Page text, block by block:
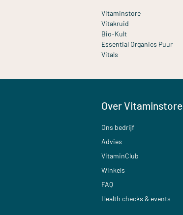
Vitaminstore
Vitakruid
Bio-Kult
Essential Organics Puur
Vitals
Over Vitaminstore
Ons bedrijf
Advies
VitaminClub
Winkels
FAQ
Health checks & events